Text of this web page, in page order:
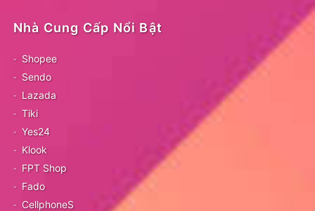
Nhà Cung Cấp Nổi Bật
Shopee
Sendo
Lazada
Tiki
Yes24
Klook
FPT Shop
Fado
CellphoneS